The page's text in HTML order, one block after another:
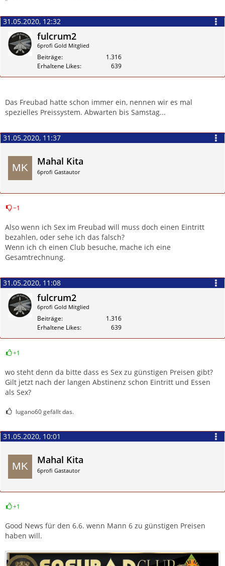
31.05.2020, 12:32
fulcrum2
6profi Gold Mitglied
Beiträge
1.316
Erhaltene Likes
639
Das Freubad hatte schon immer ein, nennen wir es mal
spezielles Preissystem. Abwarten bis Samstag...
31.05.2020, 11:37
Mahal Kita
6profi Gastautor
−1
Also wenn ich Sex im Freubad will muss doch einen Eintritt
bezahlen, oder sehe ich das falsch?
Wenn ich ch einen Club besuche, mache ich eine
Gesamtrechnung.
31.05.2020, 11:08
fulcrum2
6profi Gold Mitglied
Beiträge
1.316
Erhaltene Likes
639
+1
wo steht denn da bitte dass es Sex zu günstigen Preisen gibt?
Gilt jetzt nach der langen Abstinenz schon Eintritt und Essen
als Sex?
lugano60 gefällt das.
31.05.2020, 10:01
Mahal Kita
6profi Gastautor
+1
Good News für den 6.6. wenn Mann 6 zu günstigen Preisen
haben will.